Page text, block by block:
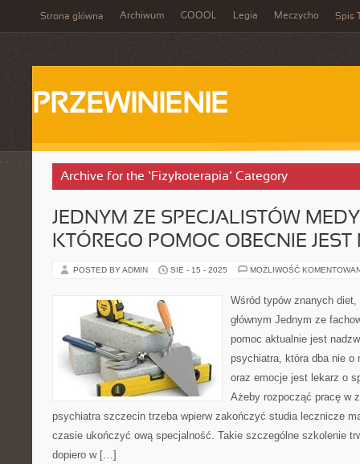
Strona główna Archiwum GOOOL Legia Meczycho Spis
PRZEWINIENIE
Archive for the ‘Fizykoterapia’ Category
JEDNYM ZE SPECJALISTÓW
KTÓREGO POMOC OBECNIE JEST
POSTED BY ADMIN SIE - 15 - 2025 MOŻLIWOŚĆ
Wśród typów znanych
głównym Jednym ze
pomoc aktualnie jest
psychiatra, która dba nie o
oraz emocje jest lekarz o
Ażeby rozpocząć pracę w
psychiatra szczecin trzeba wpierw zakończyć studia lecznicze
czasie ukończyć ową specjalność. Takie szczególne szkolenie
dopiero w […]